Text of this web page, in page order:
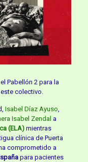
Pabellón 2 para la
colectivo.
Isabel Díaz Ayuso
Isabel Zendal a
(ELA)mientras
clínica de Puerta
comprometido a
para pacientes